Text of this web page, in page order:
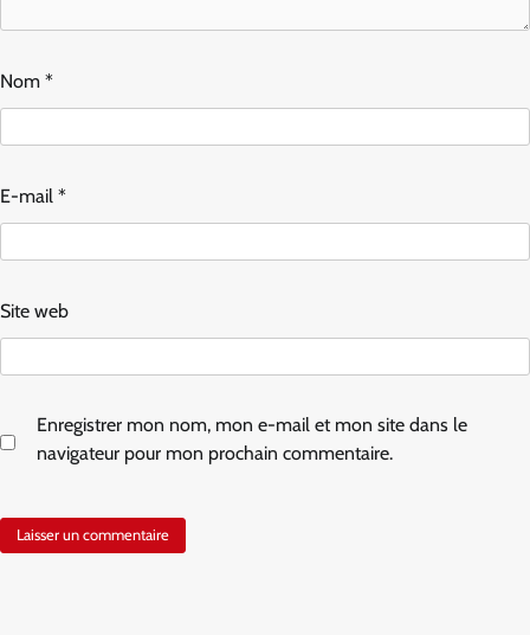
Nom *
E-mail *
Site web
Enregistrer mon nom, mon e-mail et mon site dans le
navigateur pour mon prochain commentaire.